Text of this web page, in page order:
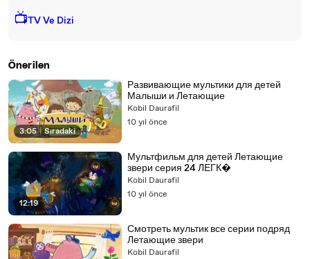
📺TV Ve Dizi
Önerilen
3:05 | Sıradaki
Развивающие мультики для детей
Малыши и Летающие
Kobil Daurafil
10 yıl önce
12:19
Мультфильм для детей Летающие
звери серия 24 ЛЕГК�
Kobil Daurafil
10 yıl önce
Смотреть мультик все серии подряд
Летающие звери
Kobil Daurafil